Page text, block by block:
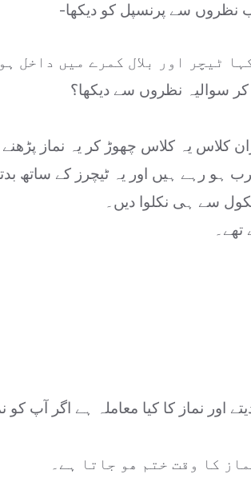
سے پرنسپل کو دیکھا-
ٹیچر اور بلال کمرے میں داخل
کر سوالیہ نظروں سے دیکھا؟
کلاس یہ کلاس چھوڑ کر یہ نماز
رہے ہیں اور یہ ٹیچرز کے ساتھ
سے ہی نکلوا دیں۔
تھے۔
اور نماز کا کیا معاملہ ہے اگر آپ کو
کا وقت ختم ھو جاتا ہے۔